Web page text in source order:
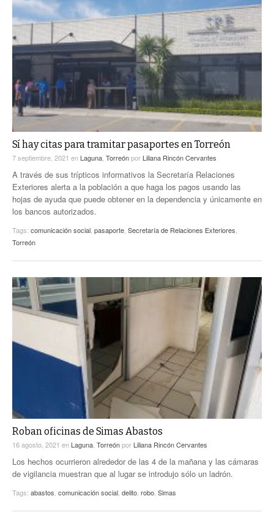
Sí hay citas para tramitar pasaportes en Torreón
7 septiembre, 2021 en Laguna Torreónpor Liliana Rincón Cervantes
A través de sus trípticos informativos la Secretaría Relaciones
Exteriores alerta a la población a que haga los pagos usando las
hojas de ayuda que puede obtener en la dependencia y únicamente en
los bancos autorizados.
Tags: comunicación social pasaporte Secretaría de Relaciones Exteriores
Torreón
Roban oficinas de Simas Abastos
16 agosto, 2021 en Laguna Torreónpor Liliana Rincón Cervantes
Los hechos ocurrieron alrededor de las 4 de la mañana y las cámaras
de vigilancia muestran que al lugar se introdujo sólo un ladrón.
Tags: abastos comunicación social delito robo Simas